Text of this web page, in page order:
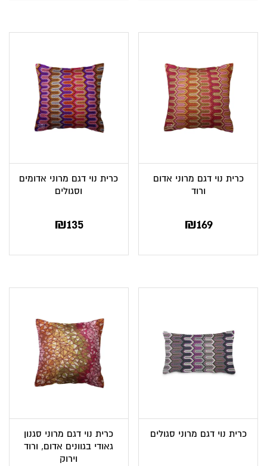
₪149.
₪99.
כרית נוי דגם מרוני אדום
ורוד
₪169
כרית נוי דגם מרוני אדומים
וסגולים
₪135
כרית נוי דגם מרוני סגולים
כרית נוי דגם מרוני סגנון
גאודי בגוונים אדום, ורוד
וירוק